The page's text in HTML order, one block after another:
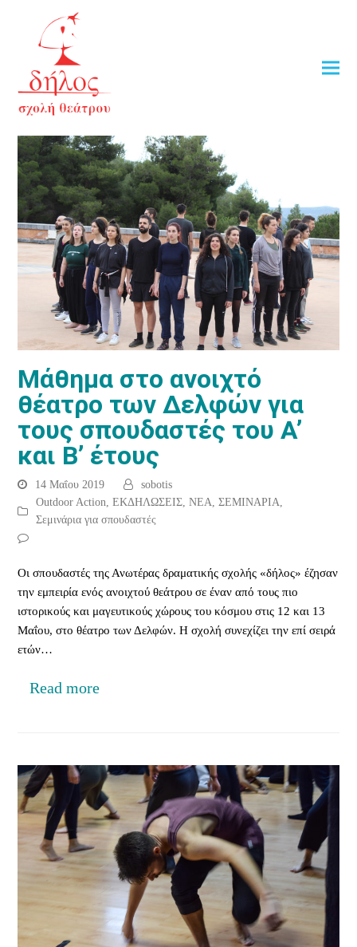
Μάθημα στο ανοιχτό
θέατρο των Δελφών για
τους σπουδαστές του Α’
και Β’ έτους
14 Μαΐου 2019
sobotis
Outdoor Action,ΕΚΔΗΛΩΣΕΙΣ,ΝΕΑ,ΣΕΜΙΝΑΡΙΑ,
Σεμινάρια για σπουδαστές
Οι σπουδαστές της Ανωτέρας δραματικής σχολής «δήλος» έζησαν
την εμπειρία ενός ανοιχτού θεάτρου σε έναν από τους πιο
ιστορικούς και μαγευτικούς χώρους του κόσμου στις 12 και 13
Μαΐου, στο θέατρο των Δελφών. H σχολή συνεχίζει την επί σειρά
ετών…
Read more